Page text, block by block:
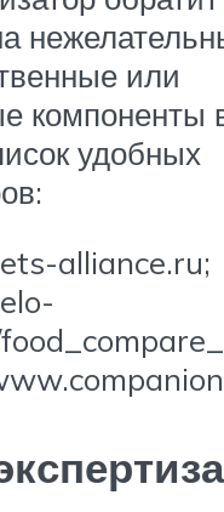
или
компоненты
удобных
alliance.ru;